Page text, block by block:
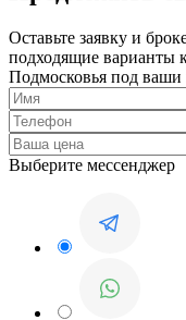
Оставьте заявку и
подходящие варианты
Подмосковья под
Выберите мессенджер